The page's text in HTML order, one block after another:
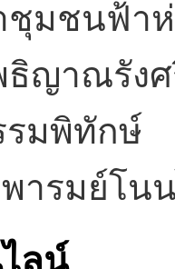
ชุมชนฟ้า
ธิญาณรัง
รมพิทักษ์
ารมย์โน